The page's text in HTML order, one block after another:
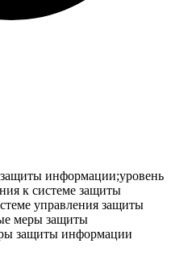
информации;уровень
к системе защиты
управления защиты
меры защиты
защиты информации